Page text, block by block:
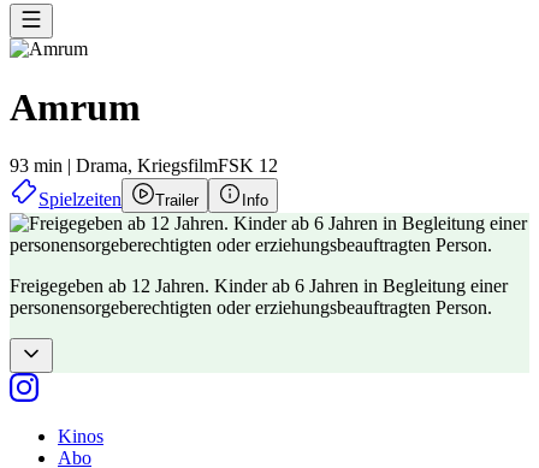
Amrum
93 min | Drama, KriegsfilmFSK 12
Spielzeiten
Trailer Info
Freigegeben ab 12 Jahren. Kinder ab 6 Jahren in Begleitung einer
personensorgeberechtigten oder erziehungsbeauftragten Person.
Kinos
Abo